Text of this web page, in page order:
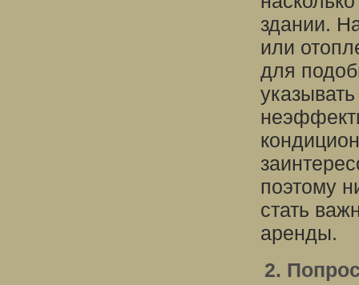
здании.
или
для
поэтому
стать
аренды.
2.